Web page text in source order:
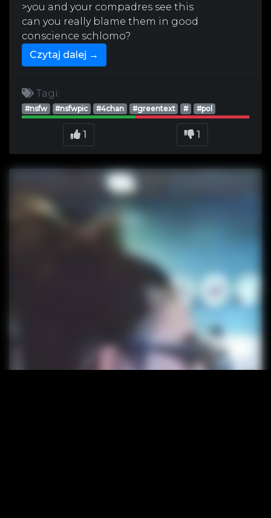
>you and your compadres see this
can you really blame them in good
conscience schlomo?
Czytaj dalej →
Tagi:
#nsfw #nsfwpic #4chan #greentext # #pol
1 1
We use cookies. Click here to check privacy